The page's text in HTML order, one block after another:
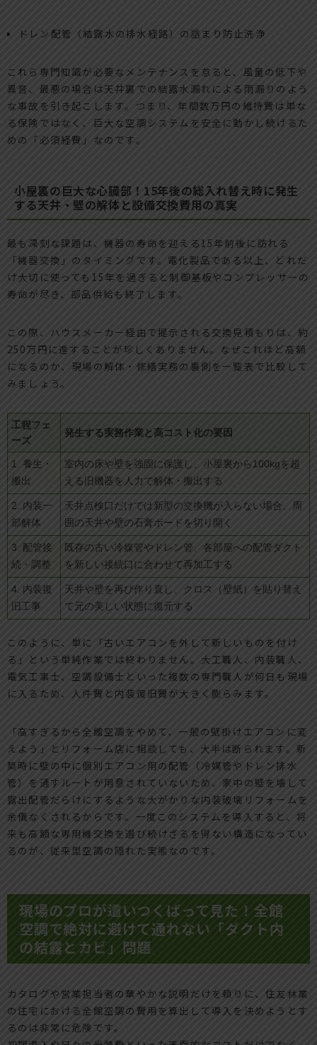
ドレン配管（結露水の排水経路）の詰まり防止洗浄
これら専門知識が必要なメンテナンスを怠ると、風量の低下や
異音、最悪の場合は天井裏での結露水漏れによる雨漏りのよう
な事故を引き起こします。つまり、年間数万円の維持費は単な
る保険ではなく、巨大な空調システムを安全に動かし続けるた
めの「必須経費」なのです。
小屋裏の巨大な心臓部！15年後の総入れ替え時に発生
する天井・壁の解体と設備交換費用の真実
最も深刻な課題は、機器の寿命を迎える15年前後に訪れる
「機器交換」のタイミングです。電化製品である以上、どれだ
け大切に使っても15年を過ぎると制御基板やコンプレッサーの
寿命が尽き、部品供給も終了します。
この際、ハウスメーカー経由で提示される交換見積もりは、約
250万円に達することが珍しくありません。なぜこれほど高額
になるのか、現場の解体・修繕実務の裏側を一覧表で比較して
みましょう。
工程フェ
ーズ
発生する実務作業と高コスト化の要因
1. 養生・
搬出
室内の床や壁を強固に保護し、小屋裏から100kgを超
える旧機器を人力で解体・搬出する
2. 内装一
部解体
天井点検口だけでは新型の交換機が入らない場合、周
囲の天井や壁の石膏ボードを切り開く
3. 配管接
続・調整
既存の古い冷媒管やドレン管、各部屋への配管ダクト
を新しい接続口に合わせて再加工する
4. 内装復
旧工事
天井や壁を再び作り直し、クロス（壁紙）を貼り替え
て元の美しい状態に復元する
このように、単に「古いエアコンを外して新しいものを付け
る」という単純作業では終わりません。大工職人、内装職人、
電気工事士、空調設備士といった複数の専門職人が何日も現場
に入るため、人件費と内装復旧費が大きく膨らみます。
「高すぎるから全館空調をやめて、一般の壁掛けエアコンに変
えよう」とリフォーム店に相談しても、大半は断られます。新
築時に壁の中に個別エアコン用の配管（冷媒管やドレン排水
管）を通すルートが用意されていないため、家中の壁を壊して
露出配管だらけにするような大がかりな内装破壊リフォームを
余儀なくされるからです。一度このシステムを導入すると、将
来も高額な専用機交換を選び続けざるを得ない構造になってい
るのが、従来型空調の隠れた実態なのです。
現場のプロが這いつくばって見た！全館
空調で絶対に避けて通れない「ダクト内
の結露とカビ」問題
カタログや営業担当者の華やかな説明だけを頼りに、住友林業
の住宅における全館空調の費用を算出して導入を決めようとす
るのは非常に危険です。